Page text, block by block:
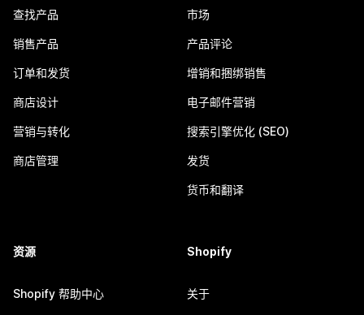
查找产品
销售产品
订单和发货
商店设计
营销与转化
商店管理
市场
产品评论
增销和捆绑销售
电子邮件营销
搜索引擎优化 (SEO)
发货
货币和翻译
资源
Shopify 帮助中心
Shopify
关于